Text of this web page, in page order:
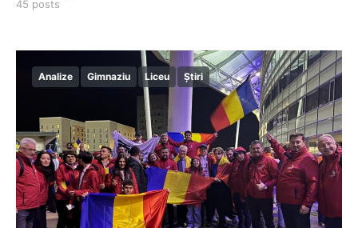
45 posts
Analize Gimnaziu Liceu Știri